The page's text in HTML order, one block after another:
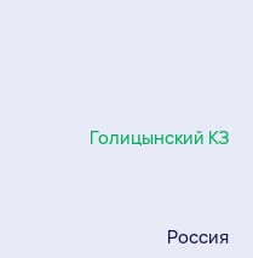
Голицынский КЗ
Россия